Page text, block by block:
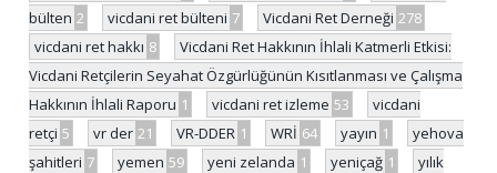
bülten 2 vicdani ret bülteni 7 Vicdani Ret Derneği 278
vicdani ret hakkı 8
Vicdani Ret Hakkının İhlali Katmerli Etkisi:
Vicdani Retçilerin Seyahat Özgürlüğünün Kısıtlanması ve Çalışma
Hakkının İhlali Raporu 1 vicdani ret izleme 53
vicdani
retçi 5 vr der 21 VR-DDER 1 WRİ 64 yayın 1
yehova
şahitleri 7 yemen 59 yeni zelanda 1 yeniçağ 1
yılık